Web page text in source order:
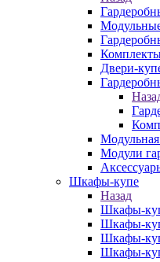
Двери-
Модули
Шкафы-купе
Назад
Шкафы-
Шкафы-
Шкафы-
Шкафы-